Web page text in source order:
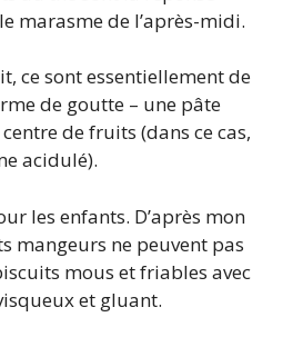
marasme de l’après-midi.
ce sont essentiellement de
de goutte – une pâte
de fruits (dans ce cas,
acidulé).
les enfants. D’après mon
mangeurs ne peuvent pas
mous et friables avec
et gluant.